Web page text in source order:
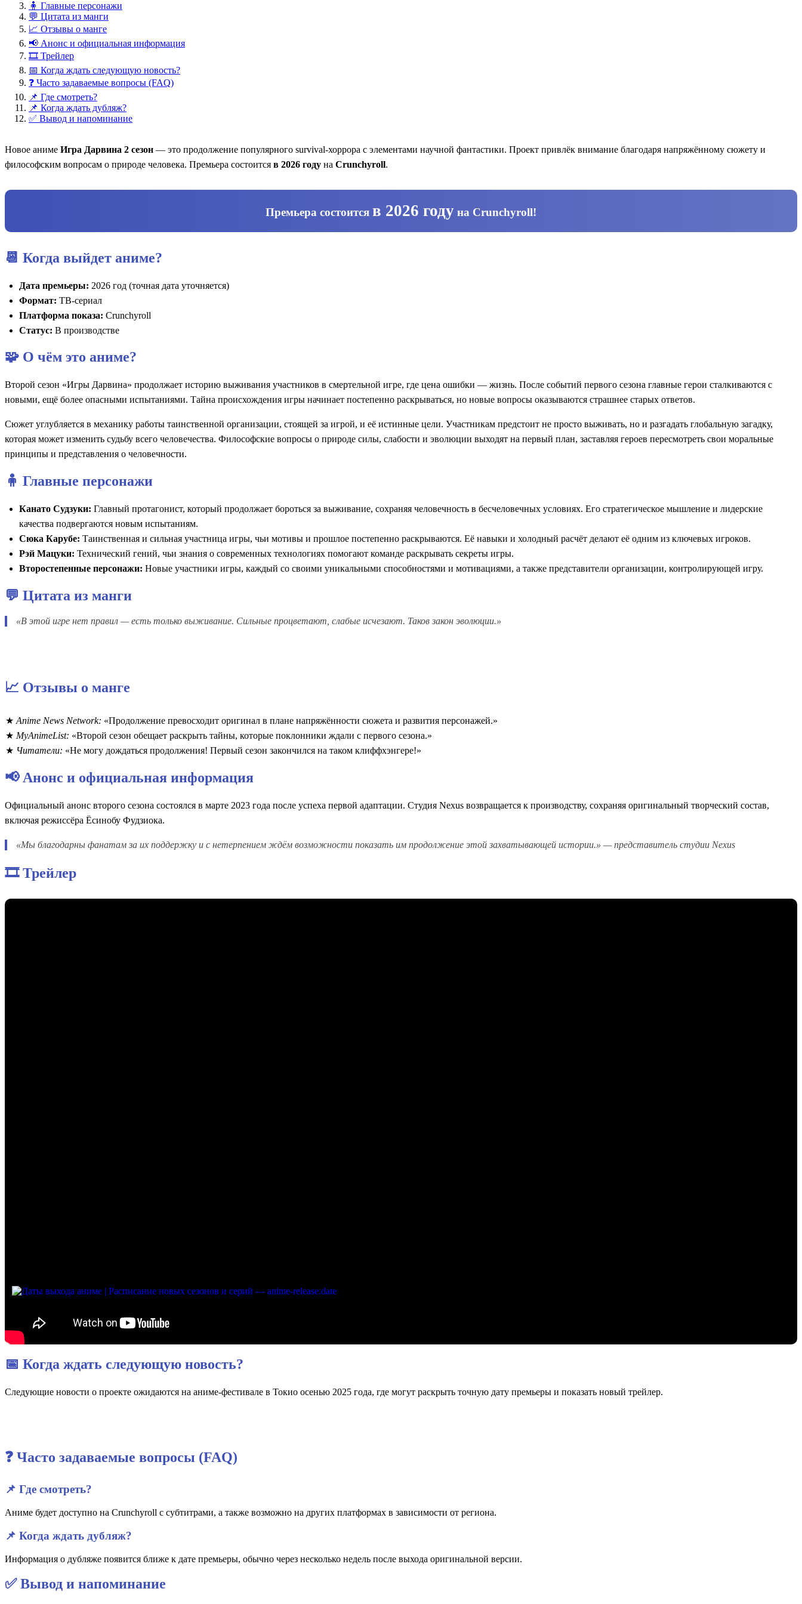
🧍 Главные персонажи
💬 Цитата из манги
📈 Отзывы о манге
📢 Анонс и официальная информация
🎞️ Трейлер
📅 Когда ждать следующую новость?
❓ Часто задаваемые вопросы (FAQ)
📌 Где смотреть?
📌 Когда ждать дубляж?
✅ Вывод и напоминание
Новое аниме Игра Дарвина 2 сезон — это продолжение популярного survival-хоррора с элементами научной фантастики. Проект привлёк внимание благодаря напряжённому сюжету и
философским вопросам о природе человека. Премьера состоится в 2026 году на Crunchyroll.
Премьера состоится в 2026 году на Crunchyroll!
📆 Когда выйдет аниме?
Дата премьеры: 2026 год (точная дата уточняется)
Формат: ТВ-сериал
Платформа показа: Crunchyroll
Статус: В производстве
🧩 О чём это аниме?
Второй сезон «Игры Дарвина» продолжает историю выживания участников в смертельной игре, где цена ошибки — жизнь. После событий первого сезона главные герои сталкиваются с
новыми, ещё более опасными испытаниями. Тайна происхождения игры начинает постепенно раскрываться, но новые вопросы оказываются страшнее старых ответов.
Сюжет углубляется в механику работы таинственной организации, стоящей за игрой, и её истинные цели. Участникам предстоит не просто выживать, но и разгадать глобальную загадку,
которая может изменить судьбу всего человечества. Философские вопросы о природе силы, слабости и эволюции выходят на первый план, заставляя героев пересмотреть свои моральные
принципы и представления о человечности.
🧍 Главные персонажи
Канато Судзуки: Главный протагонист, который продолжает бороться за выживание, сохраняя человечность в бесчеловечных условиях. Его стратегическое мышление и лидерские
качества подвергаются новым испытаниям.
Сюка Карубе: Таинственная и сильная участница игры, чьи мотивы и прошлое постепенно раскрываются. Её навыки и холодный расчёт делают её одним из ключевых игроков.
Рэй Мацуки: Технический гений, чьи знания о современных технологиях помогают команде раскрывать секреты игры.
Второстепенные персонажи: Новые участники игры, каждый со своими уникальными способностями и мотивациями, а также представители организации, контролирующей игру.
💬 Цитата из манги
«В этой игре нет правил — есть только выживание. Сильные процветают, слабые исчезают. Таков закон эволюции.»
📈 Отзывы о манге
Anime News Network: «Продолжение превосходит оригинал в плане напряжённости сюжета и развития персонажей.»
MyAnimeList: «Второй сезон обещает раскрыть тайны, которые поклонники ждали с первого сезона.»
Читатели: «Не могу дождаться продолжения! Первый сезон закончился на таком клиффхэнгере!»
📢 Анонс и официальная информация
Официальный анонс второго сезона состоялся в марте 2023 года после успеха первой адаптации. Студия Nexus возвращается к производству, сохраняя оригинальный творческий состав,
включая режиссёра Ёсинобу Фудзиока.
«Мы благодарны фанатам за их поддержку и с нетерпением ждём возможности показать им продолжение этой захватывающей истории.» — представитель студии Nexus
🎞️ Трейлер
📅 Когда ждать следующую новость?
Следующие новости о проекте ожидаются на аниме-фестивале в Токио осенью 2025 года, где могут раскрыть точную дату премьеры и показать новый трейлер.
❓ Часто задаваемые вопросы (FAQ)
📌 Где смотреть?
Аниме будет доступно на Crunchyroll с субтитрами, а также возможно на других платформах в зависимости от региона.
📌 Когда ждать дубляж?
Информация о дубляже появится ближе к дате премьеры, обычно через несколько недель после выхода оригинальной версии.
✅ Вывод и напоминание